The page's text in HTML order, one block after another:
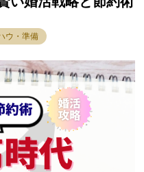
ウ・準備